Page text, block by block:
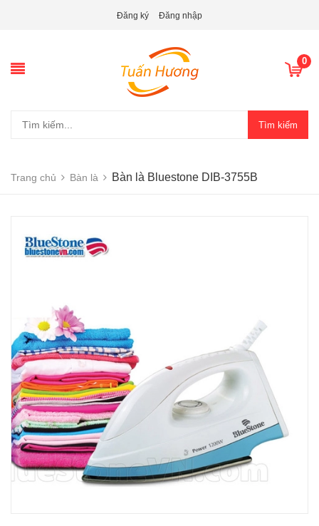
Đăng ký Đăng nhập
0
Tìm kiếm
Trang chủ Bàn là Bàn là Bluestone DIB-3755B